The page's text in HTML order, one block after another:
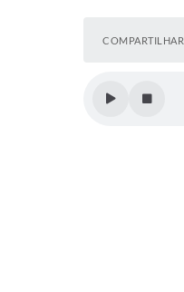
COMPARTILHAR